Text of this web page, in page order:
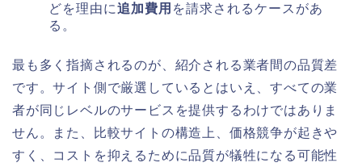
どを理由に追加費用 を請求されるケースがあ
る。
最も多く指摘されるのが、紹介される業者間の品質差
です。サイト側で厳選しているとはいえ、すべての業
者が同じレベルのサービスを提供するわけではありま
せん。また、比較サイトの構造上、価格競争が起きや
すく、コストを抑えるために品質が犠牲になる可能性